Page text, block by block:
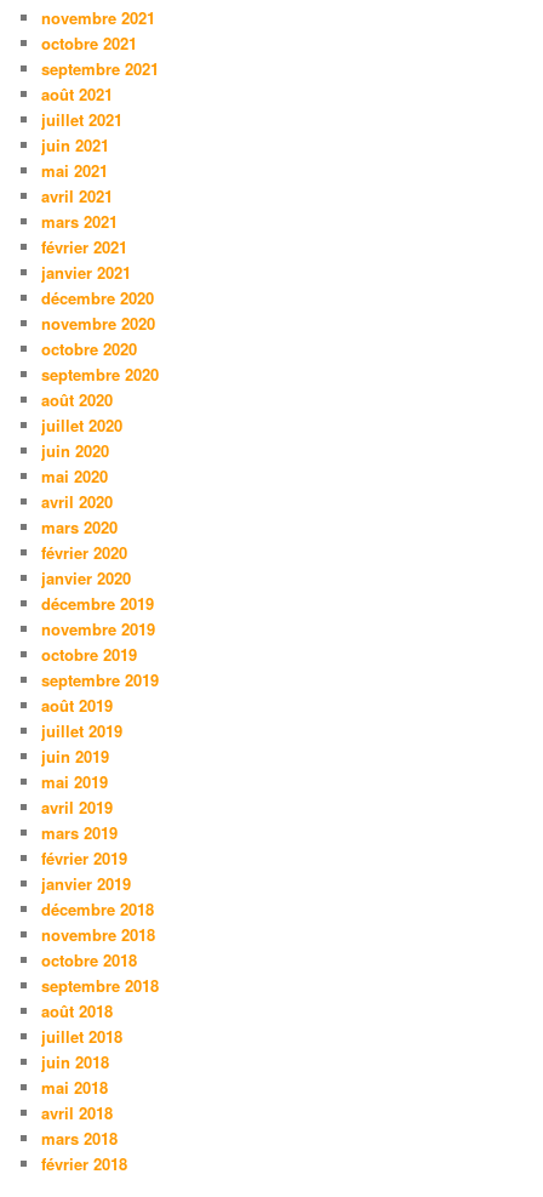
novembre 2021
octobre 2021
septembre 2021
août 2021
juillet 2021
juin 2021
mai 2021
avril 2021
mars 2021
février 2021
janvier 2021
décembre 2020
novembre 2020
octobre 2020
septembre 2020
août 2020
juillet 2020
juin 2020
mai 2020
avril 2020
mars 2020
février 2020
janvier 2020
décembre 2019
novembre 2019
octobre 2019
septembre 2019
août 2019
juillet 2019
juin 2019
mai 2019
avril 2019
mars 2019
février 2019
janvier 2019
décembre 2018
novembre 2018
octobre 2018
septembre 2018
août 2018
juillet 2018
juin 2018
mai 2018
avril 2018
mars 2018
février 2018